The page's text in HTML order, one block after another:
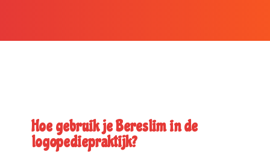
Hoe gebruik je Bereslim in de
logopediepraktijk?